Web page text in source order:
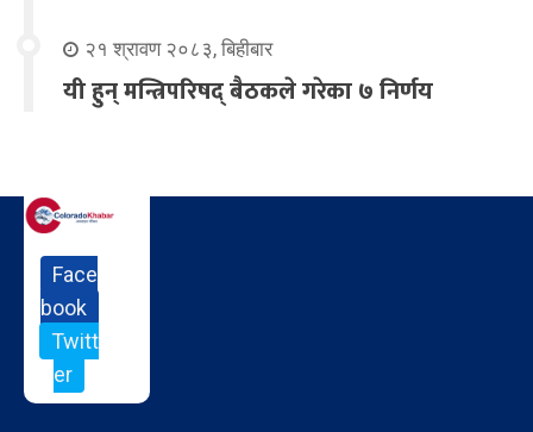
२१ श्रावण २०८३, बिहीबार
यी हुन् मन्त्रिपरिषद् बैठकले गरेका ७ निर्णय
Face
book
Twitt
er